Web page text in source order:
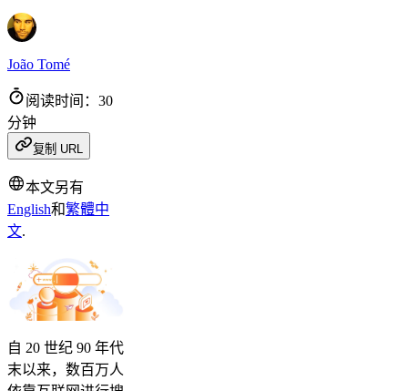
João Tomé
阅读时间：30
分钟
复制 URL
本文另有
English和繁體中
文.
自 20 世纪 90 年代
末以来，数百万人